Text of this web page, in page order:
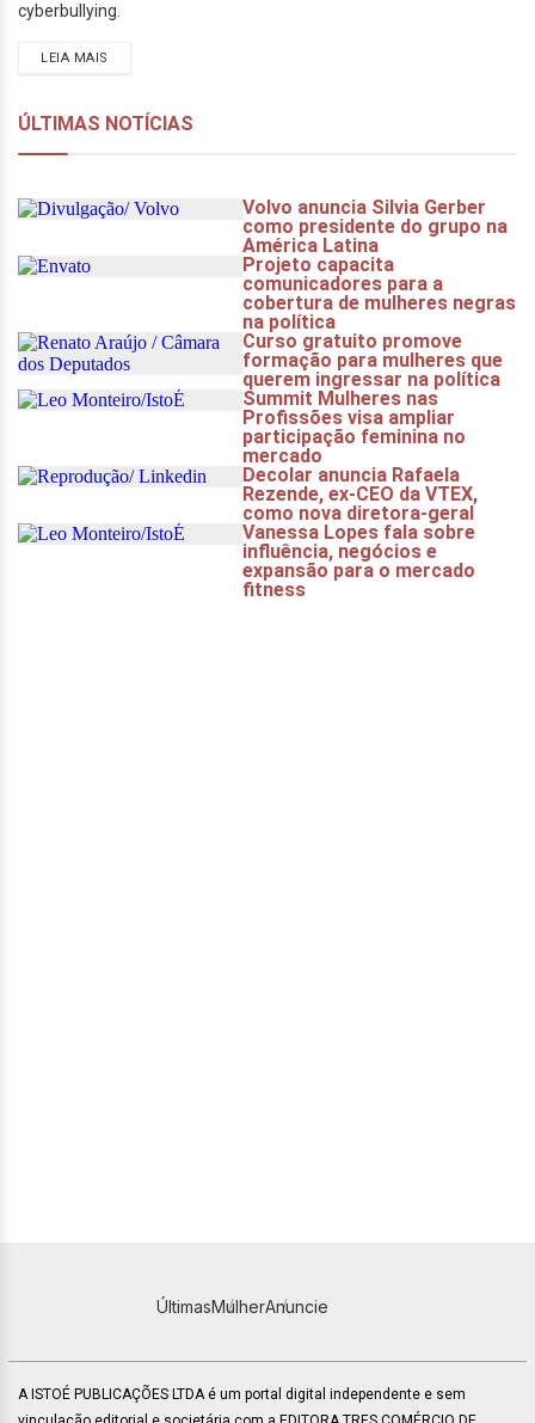
cyberbullying.
LEIA MAIS
ÚltimasMulherAnuncie
A ISTOÉ PUBLICAÇÕES LTDA é um portal digital independente e sem